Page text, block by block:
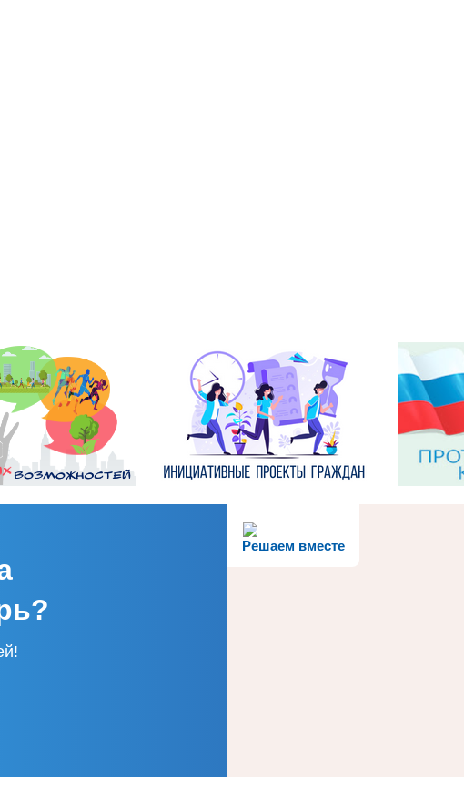
Решаем вместе